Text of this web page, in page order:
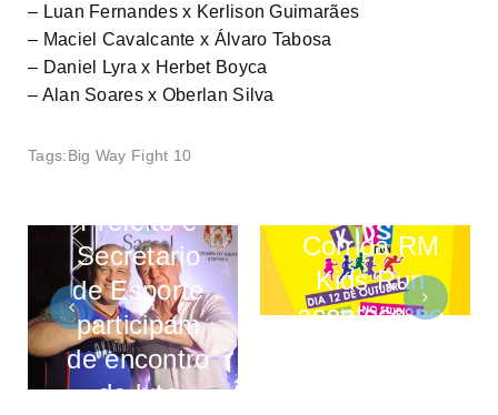
– Luan Fernandes x Kerlison Guimarães
– Maciel Cavalcante x Álvaro Tabosa
– Daniel Lyra x Herbet Boyca
– Alan Soares x Oberlan Silva
Tags:Big Way Fight 10
Prefeito e
Secretario
de Esporte
participam
de encontro
da luta
Corrida RM
Kids Run
acontece no